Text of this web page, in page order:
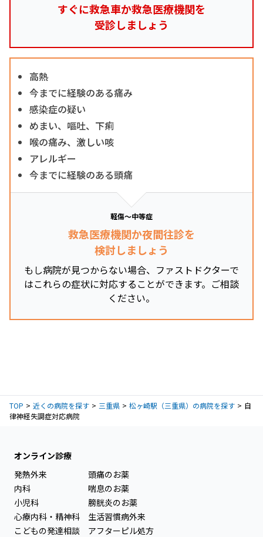
すぐに救急車か救急医療機関を
受診しましょう
高熱
今までに経験のある痛み
感染症の疑い
めまい、嘔吐、下痢
喉の痛み、激しい咳
アレルギー
今までに経験のある頭痛
軽傷～中等症
救急医療機関か夜間往診を
検討しましょう
もし病院が見つからない場合、ファストドクターで
はこれらの症状に対応することができます。ご相談
ください。
TOP 近くの病院を探す 三重県 松ヶ崎駅（三重県）の病院を探す
自
律神経失調症対応病院
オンライン診療
発熱外来
内科
小児科
心療内科・精神科
こどもの発達相談
頭痛のお薬
喘息のお薬
膀胱炎のお薬
生活習慣病外来
アフターピル処方